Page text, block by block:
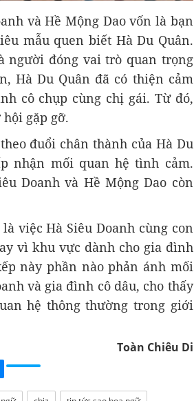
và Hề Mộng Dao vốn là bạn
mẫu quen biết Hà Du Quân.
người đóng vai trò quan trọng
Hà Du Quân đã có thiện cảm
cô chụp cùng chị gái. Từ đó,
gặp gỡ.
đuổi chân thành của Hà Du
nhận mối quan hệ tình cảm.
Doanh và Hề Mộng Dao còn
việc Hà Siêu Doanh cùng con
vì khu vực dành cho gia đình
này phần nào phản ánh mối
và gia đình cô dâu, cho thấy
hệ thông thường trong giới
Toàn Chiêu Di